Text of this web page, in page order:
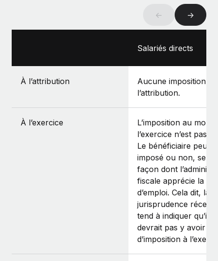
← →
Salariés directs
À l’attribution
Aucune imposition à
l’attribution.
À l’exercice
L’imposition au
l’exercice n’est pas
Le bénéficiaire peut
imposé ou non,
façon dont
fiscale apprécie la
d’emploi. Cela dit, la
jurisprudence récente
tend à indiquer qu’il
devrait pas y avoir
d’imposition à